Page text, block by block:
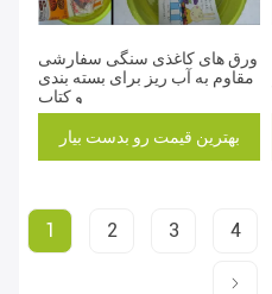
ورق های کاغذی سنگی سفارشی
مقاوم به آب ریز برای بسته بندی
و کتاب
بهترین قیمت رو بدست بیار
1 2 3 4